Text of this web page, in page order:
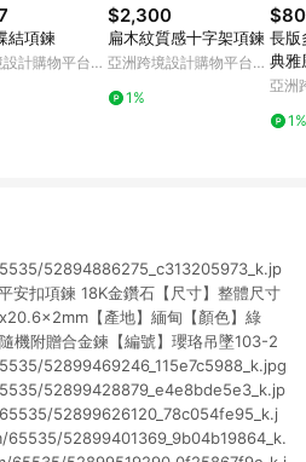
結項鍊
計購物平台
$2,300
扁木紋質感十字架項鍊
亞洲跨境設計購物平台
1%
長版
典雅
亞洲
1%
52894886275_c313205973_k.jp
安扣項鍊 18K金鑽石【尺寸】整體尺寸
【產地】緬甸【顏色】綠
機附贈合金鍊【編號】瓔珞吊墜103-2
52899469246_115e7c5988_k.jpg
52899428879_e4e8bde5e3_k.jp
52899626120_78c054fe95_k.j
52899401369_9b04b19864_k.